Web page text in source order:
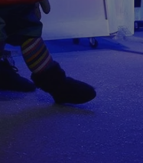
użytkownika i
sesji.
sesji.